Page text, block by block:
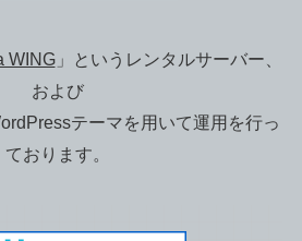
WING」というレンタルサーバー、
および
テーマを用いて運用を行っ
ております。